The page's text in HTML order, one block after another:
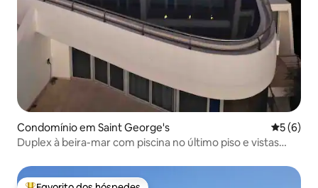
Condomínio em Saint George's
5 (6)
Duplex à beira-mar com piscina no último piso e vistas